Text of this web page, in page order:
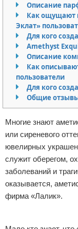
Финансы
Условия
Отказ от
Описание
Как ощущают
Эклат»
Для кого
Amethyst
Описание
Как
пользователи
Для кого
Общие
Многие знают
или сиреневого
ювелирных
служит оберегом,
заболеваний и
оказывается,
фирма «Лалик».